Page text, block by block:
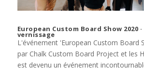
European Custom Board Show 2020
vernissage
L'événement 'European Custom Board
par Chalk Custom Board Project et les
est devenu un événement